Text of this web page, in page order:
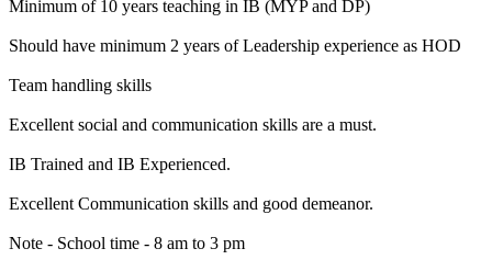
Minimum of 10 years teaching in IB (MYP and DP)
Should have minimum 2 years of Leadership experience as HOD
Team handling skills
Excellent social and communication skills are a must.
IB Trained and IB Experienced.
Excellent Communication skills and good demeanor.
Note - School time - 8 am to 3 pm